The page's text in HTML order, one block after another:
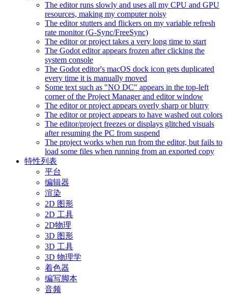
The editor runs slowly and uses all my CPU and GPU
resources, making my computer noisy
The editor stutters and flickers on my variable refresh
rate monitor (G-Sync/FreeSync)
The editor or project takes a very long time to start
The Godot editor appears frozen after clicking the
system console
The Godot editor's macOS dock icon gets duplicated
every time it is manually moved
Some text such as "NO DC" appears in the top-left
corner of the Project Manager and editor window
The editor or project appears overly sharp or blurry
The editor or project appears to have washed out colors
The editor/project freezes or displays glitched visuals
after resuming the PC from suspend
The project works when run from the editor, but fails to
load some files when running from an exported copy
特性列表
平台
编辑器
渲染
2D 图形
2D 工具
2D物理
3D 图形
3D 工具
3D 物理学
着色器
编写脚本
音频